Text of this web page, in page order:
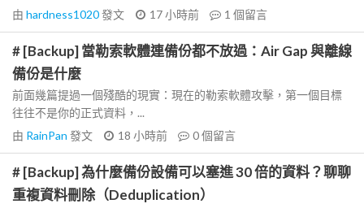
由 hardness1020發文 17 小時前 1 個留言
# [Backup] 當勒索軟體連備份都不放過：Air Gap 與離線
備份是什麼
前面幾篇提過一個殘酷的現實：現在的勒索軟體攻擊，第一個目標
往往不是你的正式資料，...
由 RainPan 發文 18 小時前 0個留言
# [Backup] 為什麼備份設備可以塞進 30 倍的資料？聊聊
重複資料刪除（Deduplication）